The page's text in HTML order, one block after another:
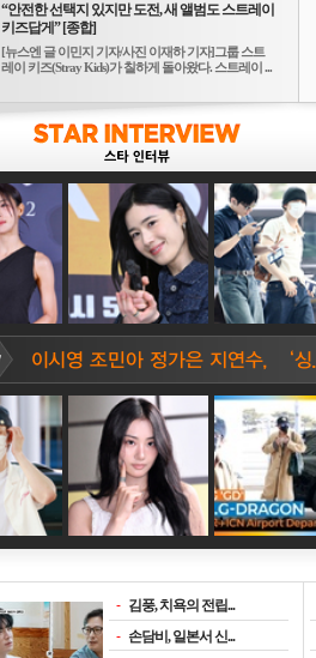
“안전한 선택지 있지만 도전, 새 앨범도 스트레이
키즈답게” [종합]
[뉴스엔 글 이민지 기자/사진 이재하 기자]그룹 스트
레이 키즈(Stray Kids)가 칠하게 돌아왔다. 스트레이 ...
- 김풍, 치욕의 전립...
- 손담비, 일본서 신...